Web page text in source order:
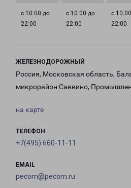
с 10:00 до
22:00
с 10:00 до
22:00
с
22:00
ЖЕЛЕЗНОДОРОЖНЫЙ
Россия, Московская область,
микрорайон Саввино,
на карте
ТЕЛЕФОН
+7(495) 660-11-11
EMAIL
pecom@pecom.ru